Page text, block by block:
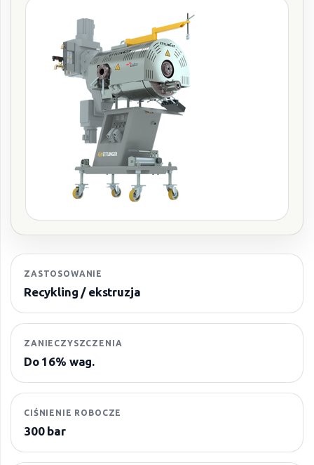
ZASTOSOWANIE
Recykling / ekstruzja
ZANIECZYSZCZENIA
Do 16% wag.
CIŚNIENIE ROBOCZE
300 bar